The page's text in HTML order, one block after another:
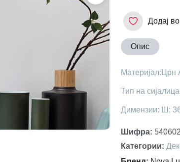
Додај
Опис
Тип на
Димензии: Ш:
Шифра: 540602
Категории: